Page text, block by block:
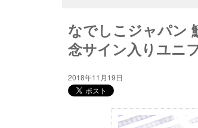
なでしこジャパン
念サイン入りユニ
2018年11月19日